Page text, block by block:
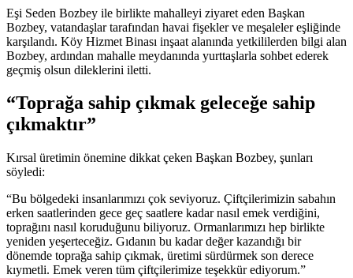
Eşi Seden Bozbey ile birlikte mahalleyi ziyaret eden Başkan
Bozbey, vatandaşlar tarafından havai fişekler ve meşaleler eşliğinde
karşılandı. Köy Hizmet Binası inşaat alanında yetkililerden bilgi alan
Bozbey, ardından mahalle meydanında yurttaşlarla sohbet ederek
geçmiş olsun dileklerini iletti.
“Toprağa sahip çıkmak geleceğe sahip
çıkmaktır”
Kırsal üretimin önemine dikkat çeken Başkan Bozbey, şunları
söyledi:
“Bu bölgedeki insanlarımızı çok seviyoruz. Çiftçilerimizin sabahın
erken saatlerinden gece geç saatlere kadar nasıl emek verdiğini,
toprağını nasıl koruduğunu biliyoruz. Ormanlarımızı hep birlikte
yeniden yeşerteceğiz. Gıdanın bu kadar değer kazandığı bir
dönemde toprağa sahip çıkmak, üretimi sürdürmek son derece
kıymetli. Emek veren tüm çiftçilerimize teşekkür ediyorum.”